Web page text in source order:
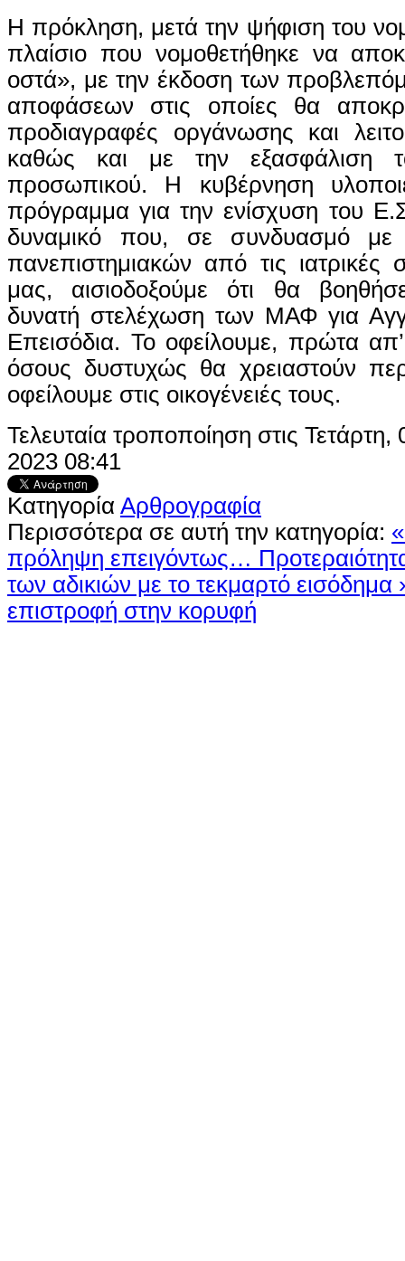
Η πρόκληση, μετά την ψήφιση του
πλαίσιο που νομοθετήθηκε να
οστά», με την έκδοση των
αποφάσεων στις οποίες θα
προδιαγραφές οργάνωσης και
καθώς και με την εξασφάλιση
προσωπικού. Η κυβέρνηση
πρόγραμμα για την ενίσχυση του
δυναμικό που, σε συνδυασμό με
πανεπιστημιακών από τις
μας, αισιοδοξούμε ότι θα
δυνατή στελέχωση των ΜΑΦ για
Επεισόδια. Το οφείλουμε, πρώτα
όσους δυστυχώς θα χρειαστούν
οφείλουμε στις οικογένειές τους.
Τελευταία τροποποίηση στις Τετάρτη,
2023 08:41
Κατηγορία Αρθρογραφία
Περισσότερα σε αυτή την κατηγορία:
πρόληψη επειγόντως…
των αδικιών με το τεκμαρτό εισόδημα
επιστροφή στην κορυφή